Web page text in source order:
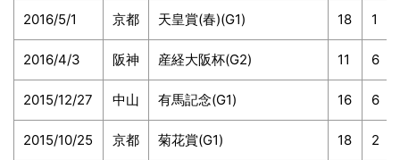
2016/5/1 京都 天皇賞(春)(G1) 18 1
2016/4/3 阪神 産経大阪杯(G2) 11 6
2015/12/27 中山 有馬記念(G1) 16 6
2015/10/25 京都 菊花賞(G1) 18 2